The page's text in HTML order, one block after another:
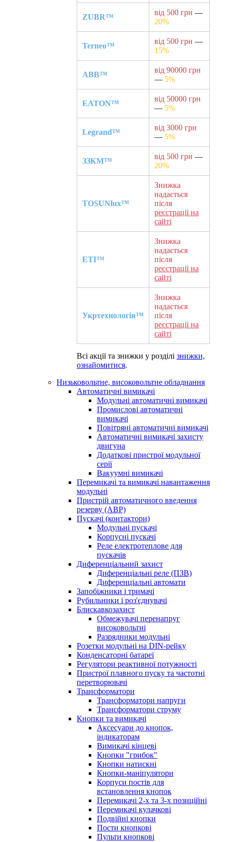
ZUBR™
від 500 грн —
20%
Terneo™
від 500 грн —
15%
ABB™
від 90000 грн
— 5%
EATON™
від 50000 грн
— 5%
Legrand™
від 3000 грн
— 5%
ЗЗКМ™
від 500 грн —
20%
TOSUNlux™
Знижка
надається
після
реєстрації на
сайті
ETI™
Знижка
надається
після
реєстрації на
сайті
Укртехнологія™
Знижка
надається
після
реєстрації на
сайті
Всі акції та знижки у розділі знижки,
ознайомитися.
Низьковольтне, високовольтне обладнання
Автоматичні вимикачі
Модульні автоматичні вимикачі
Промислові автоматичні
вимикачі
Повітряні автоматичні вимикачі
Автоматичні вимикачі захисту
двигуна
Додаткові пристрої модульної
серії
Вакуумні вимикачі
Перемикачі та вимикачі навантаження
модульні
Пристрій автоматичного введення
резерву (АВР)
Пускачі (контактори)
Модульні пускачі
Корпусні пускачі
Реле електротеплове для
пускачів
Диференціальний захист
Диференціальні реле (ПЗВ)
Диференціальні автомати
Запобіжники і тримачі
Рубильники і роз'єднувачі
Блискавкозахист
Обмежувачі перенапруг
високовольтні
Разрядники модульні
Розетки модульні на DIN-рейку
Конденсаторні батареї
Регулятори реактивної потужності
Пристрої плавного пуску та частотні
перетворювачі
Трансформатори
Трансформатори напруги
Трансформатори струму
Кнопки та вимикачі
Аксесуари до кнопок,
індикаторам
Вимикачі кінцеві
Кнопки "грибок"
Кнопки натискні
Кнопки-маніпулятори
Корпуси постів для
встановлення кнопок
Перемикачі 2-х та 3-х позиційні
Перемикачі кулачкові
Подвійні кнопки
Пости кнопкові
Пульти кнопкові